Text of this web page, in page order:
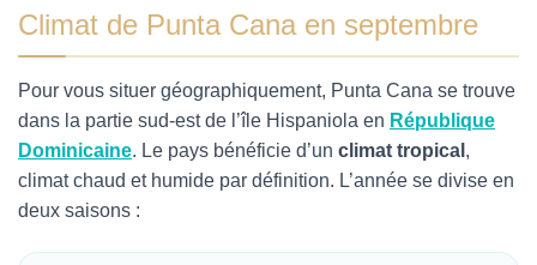
Climat de Punta Cana en septembre
Pour vous situer géographiquement, Punta Cana se trouve
dans la partie sud-est de l’île Hispaniola en République
Dominicaine. Le pays bénéficie d’un climat tropical ,
climat chaud et humide par définition. L’année se divise en
deux saisons :